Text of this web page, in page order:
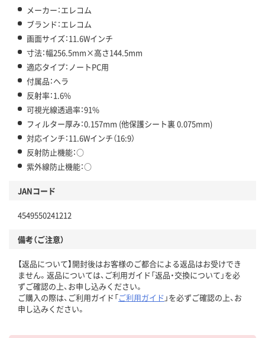
メーカー：エレコム
ブランド：エレコム
画面サイズ：11.6Wインチ
寸法：幅256.5mm×高さ144.5mm
適応タイプ：ノートPC用
付属品：ヘラ
反射率：1.6%
可視光線透過率：91%
フィルター厚み：0.157mm (他保護シート裏 0.075mm)
対応インチ：11.6Wインチ（16:9）
反射防止機能：○
紫外線防止機能：○
JANコード
4549550241212
備考（ご注意）
【返品について】開封後はお客様のご都合による返品はお受けでき
ません。返品については、ご利用ガイド「返品・交換について」を必
ずご確認の上、お申し込みください。
ご購入の際は、ご利用ガイド「ご利用ガイド 」を必ずご確認の上、お
申し込みください。